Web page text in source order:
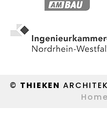
© THIEKEN
Home